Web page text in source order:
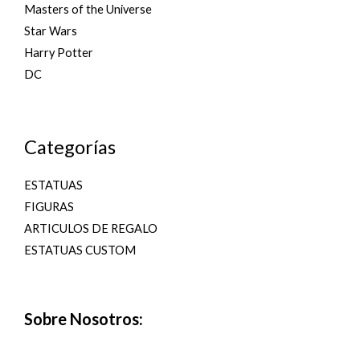
Masters of the Universe
Star Wars
Harry Potter
DC
Categorías
ESTATUAS
FIGURAS
ARTICULOS DE REGALO
ESTATUAS CUSTOM
Sobre Nosotros: